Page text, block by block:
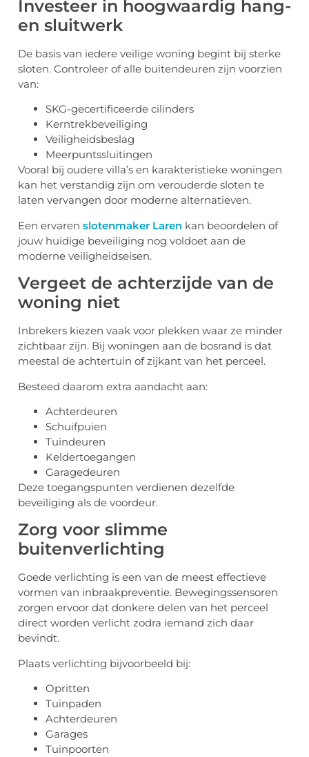
Investeer in hoogwaardig hang-
en sluitwerk
De basis van iedere veilige woning begint bij sterke
sloten. Controleer of alle buitendeuren zijn voorzien
van:
SKG-gecertificeerde cilinders
Kerntrekbeveiliging
Veiligheidsbeslag
Meerpuntssluitingen
Vooral bij oudere villa’s en karakteristieke woningen
kan het verstandig zijn om verouderde sloten te
laten vervangen door moderne alternatieven.
Een ervaren slotenmaker Laren kan beoordelen of
jouw huidige beveiliging nog voldoet aan de
moderne veiligheidseisen.
Vergeet de achterzijde van de
woning niet
Inbrekers kiezen vaak voor plekken waar ze minder
zichtbaar zijn. Bij woningen aan de bosrand is dat
meestal de achtertuin of zijkant van het perceel.
Besteed daarom extra aandacht aan:
Achterdeuren
Schuifpuien
Tuindeuren
Keldertoegangen
Garagedeuren
Deze toegangspunten verdienen dezelfde
beveiliging als de voordeur.
Zorg voor slimme
buitenverlichting
Goede verlichting is een van de meest effectieve
vormen van inbraakpreventie. Bewegingssensoren
zorgen ervoor dat donkere delen van het perceel
direct worden verlicht zodra iemand zich daar
bevindt.
Plaats verlichting bijvoorbeeld bij:
Opritten
Tuinpaden
Achterdeuren
Garages
Tuinpoorten